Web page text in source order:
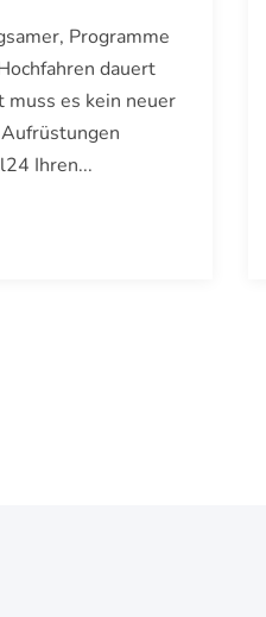
Programme
dauert
muss es kein neuer
Ihren...